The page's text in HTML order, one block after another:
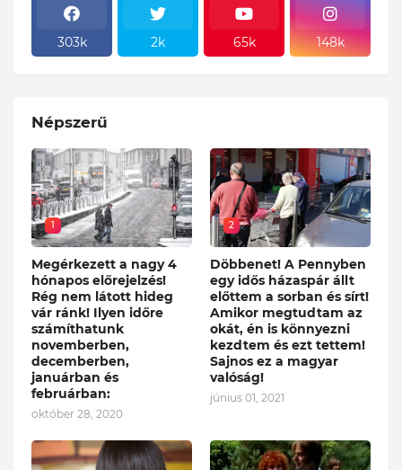
303k 2k 65k 148k
Népszerű
1
Megérkezett a nagy 4
hónapos előrejelzés!
Rég nem látott hideg
vár ránk! Ilyen időre
számíthatunk
novemberben,
decemberben,
januárban és
februárban:
október 28, 2020
2
Döbbenet! A Pennyben
egy idős házaspár állt
előttem a sorban és sírt!
Amikor megtudtam az
okát, én is könnyezni
kezdtem és ezt tettem!
Sajnos ez a magyar
valóság!
június 01, 2021